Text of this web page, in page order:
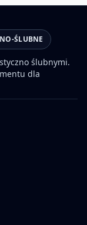
ŚLUBNE
ślubnymi.
dla